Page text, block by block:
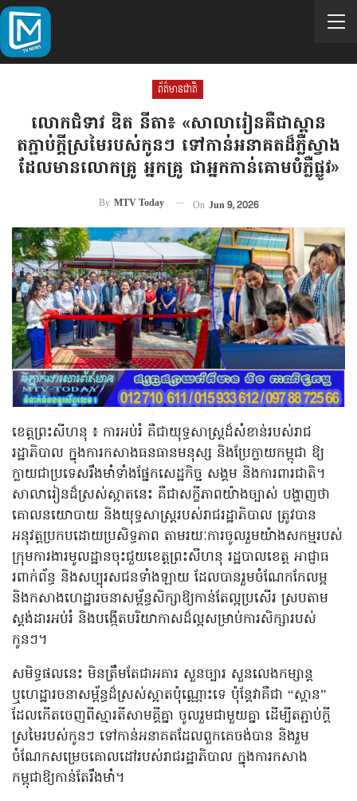
ព័ត៌មានជាតិ
លោកជំទាវ ឌិត នីតា៖ «សាលារៀនគឺជាស្ពាន
តភ្ជាប់ក្តីស្រមៃរបស់កូនៗ ទៅកាន់អនាគតដ៏ភ្លឺស្វាង
ដែលមានលោកគ្រូ អ្នកគ្រូ ជាអ្នកកាន់គោមបំភ្លឺផ្លូវ»
By MTV Today On Jun 9, 2026
ខេត្តព្រះសីហនុ ៖ ការអប់រំ គឺជាយុទ្ធសាស្ត្រដ៏សំខាន់របស់រាជ
រដ្ឋាភិបាល ក្នុងការកសាងធនធានមនុស្ស និងប្រែក្លាយកម្ពុជា ឱ្យ
ក្លាយជាប្រទេសរឹងមាំទាំងផ្នែកសេដ្ឋកិច្ច សង្គម និងការពារជាតិ។
សាលារៀនដ៏ស្រស់ស្អាតនេះ គឺជាសក្ខីភាពយ៉ាងច្បាស់ បង្ហាញថា
គោលនយោបាយ និងយុទ្ធសាស្ត្ររបស់រាជរដ្ឋាភិបាល ត្រូវបាន
អនុវត្តប្រកបដោយប្រសិទ្ធភាព តាមរយៈការចូលរួមយ៉ាងសកម្មរបស់
ក្រុមការងារមូលដ្ឋានចុះជួយខេត្តព្រះសីហនុ រដ្ឋបាលខេត្ត អាជ្ញាធ
រពាក់ព័ន្ធ និងសប្បុរសជនទាំងឡាយ ដែលបានរួមចំណែកកែលម្អ
និងកសាងហេដ្ឋារចនាសម្ព័ន្ធសិក្សាឱ្យកាន់តែល្អប្រសើរ ស្របតាម
ស្តង់ដារអប់រំ និងបង្កើតបរិយាកាសដ៏ល្អសម្រាប់ការសិក្សារបស់
កូនៗ។
សមិទ្ធផលនេះ មិនត្រឹមតែជាអគារ សួនច្បារ សួនលេងកម្សាន្ត
ឬហេដ្ឋារចនាសម្ព័ន្ធដ៏ស្រស់ស្អាតប៉ុណ្ណោះទេ ប៉ុន្តែវាគឺជា “ស្ពាន”
ដែលកើតចេញពីស្មារតីសាមគ្គីគ្នា ចូលរួមជាមួយគ្នា ដើម្បីតភ្ជាប់ក្តី
ស្រមៃរបស់កូនៗ ទៅកាន់អនាគតដែលពួកគេចង់បាន និងរួម
ចំណែកសម្រេចគោលដៅរបស់រាជរដ្ឋាភិបាល ក្នុងការកសាង
កម្ពុជាឱ្យកាន់តែរឹងមាំ។